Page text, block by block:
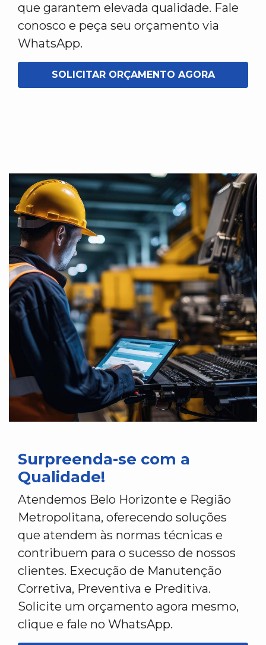
que garantem elevada qualidade. Fale
conosco e peça seu orçamento via
WhatsApp.
SOLICITAR ORÇAMENTO AGORA
Surpreenda-se com a
Qualidade!
Atendemos Belo Horizonte e Região
Metropolitana, oferecendo soluções
que atendem às normas técnicas e
contribuem para o sucesso de nossos
clientes. Execução de Manutenção
Corretiva, Preventiva e Preditiva.
Solicite um orçamento agora mesmo,
clique e fale no WhatsApp.